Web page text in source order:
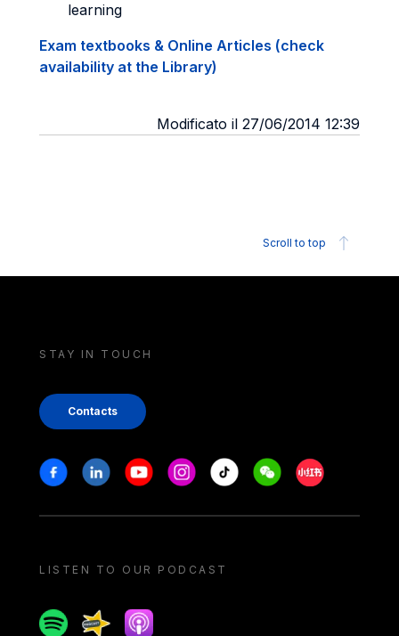
learning
Exam textbooks & Online Articles (check
availability at the Library)
Modificato il 27/06/2014 12:39
Scroll to top
STAY IN TOUCH
Contacts
Stay in touch
FacebookLinkedinYoutubeInstagram
Tiktok WeechatXiaohongshu/
LISTEN TO OUR PODCAST
SpotifySpreakerApple podcast